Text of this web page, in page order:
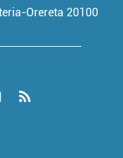
Orereta 20100